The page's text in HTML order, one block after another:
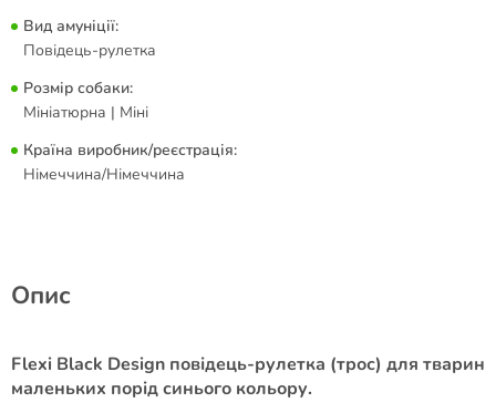
Вид амуніції:
Повідець-рулетка
Розмір собаки:
Мініатюрна | Міні
Країна виробник/реєстрація:
Німеччина/Німеччина
Опис
Flexi Black Design повідець-рулетка (трос) для тварин
маленьких порід синього кольору.